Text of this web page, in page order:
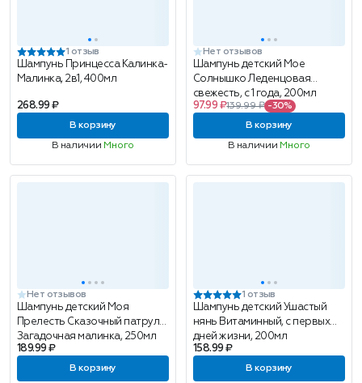
1 отзыв
Шампунь Принцесса Калинка-
Малинка, 2в1, 400мл
268.99 ₽
В корзину
В наличии Много
Нет отзывов
Шампунь детский Мое
Солнышко Леденцовая
свежесть, с 1 года, 200мл
97.99 ₽139.99 ₽ -30%
В корзину
В наличии Много
Нет отзывов
Шампунь детский Моя
Прелесть Сказочный патруль
Загадочная малинка, 250мл
189.99 ₽
В корзину
1 отзыв
Шампунь детский Ушастый
нянь Витаминный, с первых
дней жизни, 200мл
158.99 ₽
В корзину